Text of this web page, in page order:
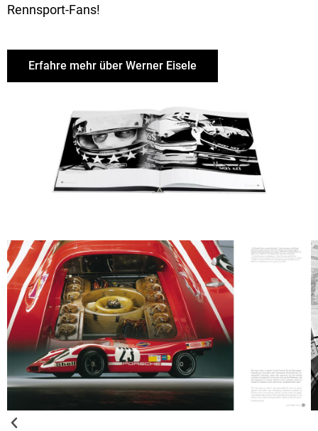
Rennsport-Fans!
Erfahre mehr über Werner Eisele